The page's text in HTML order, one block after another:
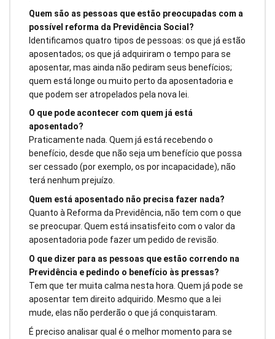
Quem são as pessoas que estão preocupadas com a
possível reforma da Previdência Social?
Identificamos quatro tipos de pessoas: os que já estão
aposentados; os que já adquiriram o tempo para se
aposentar, mas ainda não pediram seus benefícios;
quem está longe ou muito perto da aposentadoria e
que podem ser atropelados pela nova lei.
O que pode acontecer com quem já está
aposentado?
Praticamente nada. Quem já está recebendo o
benefício, desde que não seja um benefício que possa
ser cessado (por exemplo, os por incapacidade), não
terá nenhum prejuízo.
Quem está aposentado não precisa fazer nada?
Quanto à Reforma da Previdência, não tem com o que
se preocupar. Quem está insatisfeito com o valor da
aposentadoria pode fazer um pedido de revisão.
O que dizer para as pessoas que estão correndo na
Previdência e pedindo o benefício às pressas?
Tem que ter muita calma nesta hora. Quem já pode se
aposentar tem direito adquirido. Mesmo que a lei
mude, elas não perderão o que já conquistaram.
É preciso analisar qual é o melhor momento para se